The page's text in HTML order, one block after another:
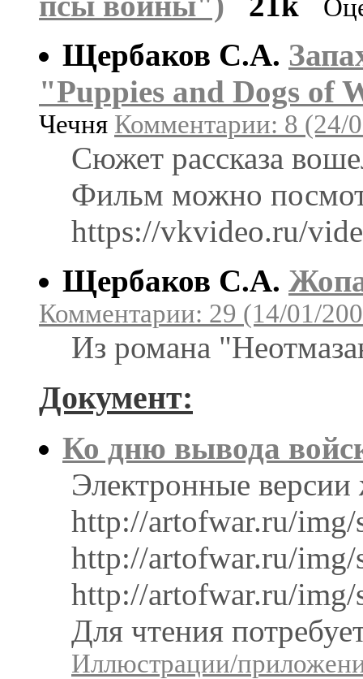
Щербаков С.А.
"Puppies and Dogs of
Чечня Комментарии: 8 (24/
Сюжет рассказа
Фильм можно
https://vkvideo.ru/
Щербаков С.А.
Комментарии: 29 (14/01/
Из романа
Документ:
Ко дню вывода
Электронные
http://artofwar.ru/img/
http://artofwar.ru/img/
http://artofwar.ru/img/
Для чтения
Иллюстрации/